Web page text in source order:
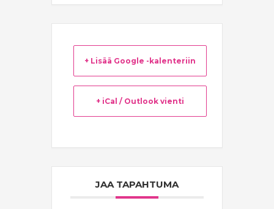
+ Lisää Google -kalenteriin
+ iCal / Outlook vienti
JAA TAPAHTUMA